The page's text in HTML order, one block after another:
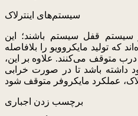
سیستم‌های اینترلاک
سیستم قفل سیستم باشند؛ این
که تولید مایکروویو را بلافاصله
متوقف می‌کنند. علاوه بر این،
داشته باشد تا در صورت خرابی
برچسب زدن اجباری